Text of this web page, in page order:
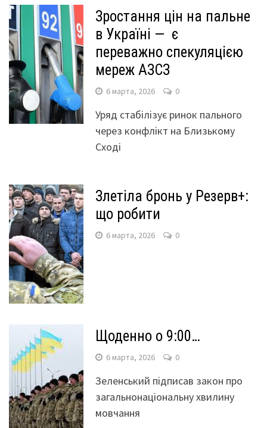
Зростання цін на пальне
в Україні — є
переважно спекуляцією
мереж АЗСЗ
6 марта, 2026 0
Уряд стабілізує ринок пального
через конфлікт на Близькому
Сході
Злетіла бронь у Резерв+:
що робити
6 марта, 2026 0
Щоденно о 9:00…
6 марта, 2026 0
Зеленський підписав закон про
загальнонаціональну хвилину
мовчання